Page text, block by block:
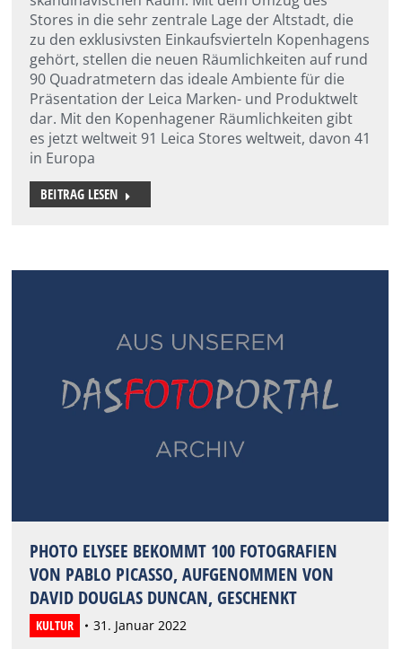
Stores in die sehr zentrale Lage der Altstadt, die
zu den exklusivsten Einkaufsvierteln Kopenhagens
gehört, stellen die neuen Räumlichkeiten auf rund
90 Quadratmetern das ideale Ambiente für die
Präsentation der Leica Marken- und Produktwelt
dar. Mit den Kopenhagener Räumlichkeiten gibt
es jetzt weltweit 91 Leica Stores weltweit, davon 41
in Europa
BEITRAG LESEN
PHOTO ELYSEE BEKOMMT 100 FOTOGRAFIEN
VON PABLO PICASSO, AUFGENOMMEN VON
DAVID DOUGLAS DUNCAN, GESCHENKT
KULTUR 31. Januar 2022